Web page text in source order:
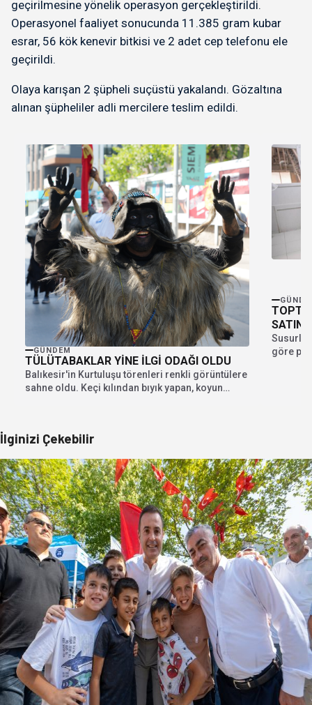
geçirilmesine yönelik operasyon gerçekleştirildi.
Operasyonel faaliyet sonucunda 11.385 gram kubar
esrar, 56 kök kenevir bitkisi ve 2 adet cep telefonu ele
geçirildi.
Olaya karışan 2 şüpheli suçüstü yakalandı. Gözaltına
alınan şüpheliler adli mercilere teslim edildi.
GÜNDEM
TÜLÜTABAKLAR YİNE İLGİ ODAĞI OLDU
Balıkesir'in Kurtuluşu törenleri renkli görüntülere
sahne oldu. Keçi kılından bıyık yapan, koyun
SATIN
göre
İlginizi Çekebilir